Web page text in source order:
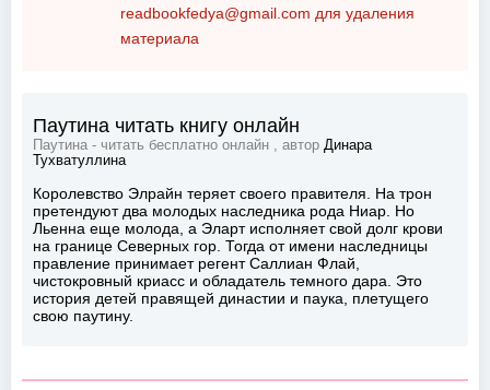
readbookfedya@gmail.com для удаления
материала
Паутина читать книгу онлайн
Паутина - читать бесплатно онлайн , автор Динара
Тухватуллина
Королевство Элрайн теряет своего правителя. На трон
претендуют два молодых наследника рода Ниар. Но
Льенна еще молода, а Эларт исполняет свой долг крови
на границе Северных гор. Тогда от имени наследницы
правление принимает регент Саллиан Флай,
чистокровный криасс и обладатель темного дара. Это
история детей правящей династии и паука, плетущего
свою паутину.